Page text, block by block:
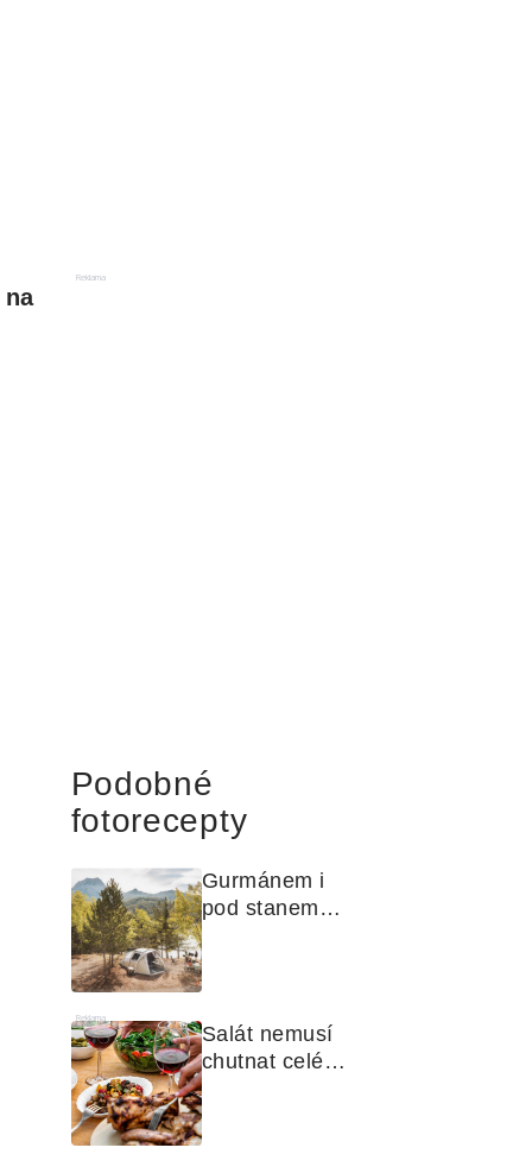
na
Reklama
Podobné
fotorecepty
Gurmánem i
pod stanem?
Jak na polní
kuchyni a na
čem vařit
Reklama
Salát nemusí
chutnat celé
léto stejně.
Objevte
zálivky, které